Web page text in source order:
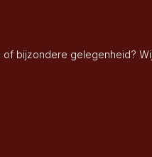
bijzondere gelegenheid?